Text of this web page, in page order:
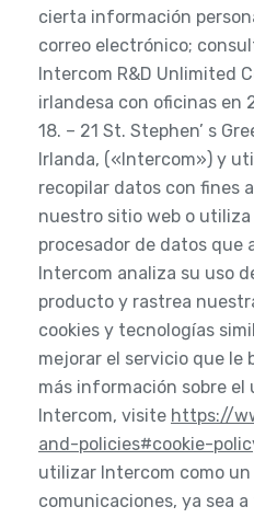
cierta información
correo electrónico;
Intercom R&D Unlimited
irlandesa con oficinas en
18. – 21 St. Stephen’ s
Irlanda, («Intercom») y
recopilar datos con fines
nuestro sitio web o
procesador de datos que
Intercom analiza su uso
producto y rastrea
cookies y tecnologías
mejorar el servicio que le
más información sobre el
Intercom, visite https://
and-policies#cookie-
utilizar Intercom como un
comunicaciones, ya sea